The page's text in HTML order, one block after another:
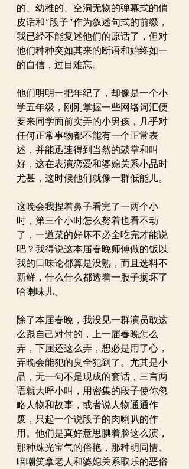
的、幼稚的、空洞无物的弹幕式的俏
皮话和“段子”作为叙述句式的前缀，
我已经不能复述他们的原话了，但对
他们种种突如其来的断语和始终如一
的自信，过目难忘。
他们明明一把年纪了，却像是一个小
学五年级，刚刚掌握一些网络词汇便
要来同学面前卖弄的小男孩，几乎对
任何正常事物都不能有一个正常表
述，并能迅速得到当然的鼓掌和叫
好，这在表演恋爱和婆媳关系小品时
尤甚，这时候他们就像一群低能儿。
这晚会我捏着鼻子看完了一两个小
时，第三个小时怎么努着也看不动
了，一道菜的好坏不必全吃完才能说
吧？我得说这本届春晚师傅做的饭以
我的口味论都算是没熟，而且选料不
新鲜，什么什么都透着一股子搁坏了
哈喇味儿。
除了本届春晚，我没见一群演员敢这
么跟自己对付的，上一届春晚怎么
弄，下届还这么弄，想必是用了心，
弄晚会能犯的臭全犯到了。尤其是小
品，无一句不是现成的套话，三言两
语就大呼小叫，用密集的段子使你忽
略人物和故事，或者说人物通通作
废，只起一个说段子的肉喇叭的作
用。他们是真好意思腆着脸这么演，
那种珠光宝气的俗艳，那种明同情、
暗嘲笑拿老人和婆媳关系取乐的恶俗